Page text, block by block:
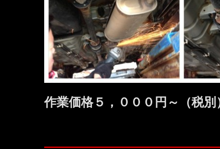
作業価格５，０００円～（税別